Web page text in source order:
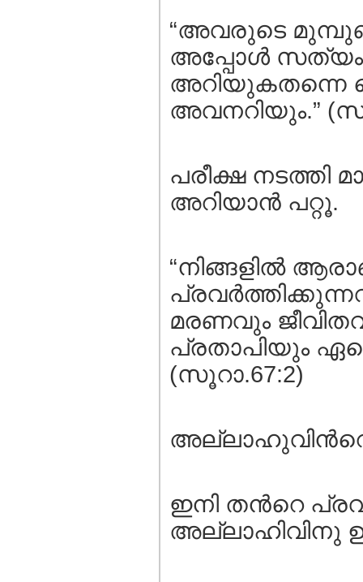
“അവരുടെ
അപ്പോള്‍
അറിയുകതന്നെ
അവനറിയും.”
പരീക്ഷ നടത്തി
അറിയാന്‍ പറ്റൂ.
“നിങ്ങളില്‍
മരണവും
പ്രതാപിയും
(സൂറാ.67:2)
ഇനി തന്‍റെ
അല്ലാഹിവിനു